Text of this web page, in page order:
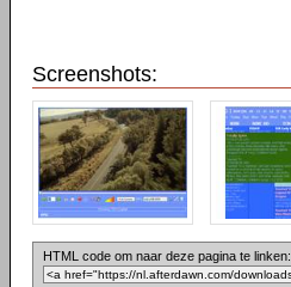
Screenshots:
HTML code om naar deze pagina te linken: